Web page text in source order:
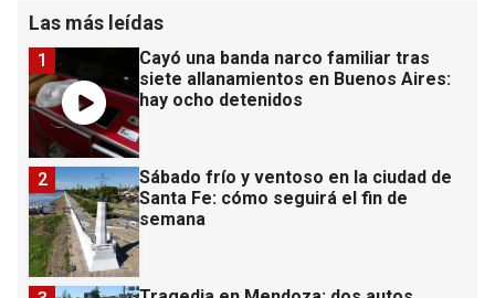
Las más leídas
Cayó una banda narco familiar tras
siete allanamientos en Buenos Aires:
hay ocho detenidos
1
Sábado frío y ventoso en la ciudad de
Santa Fe: cómo seguirá el fin de
semana
2